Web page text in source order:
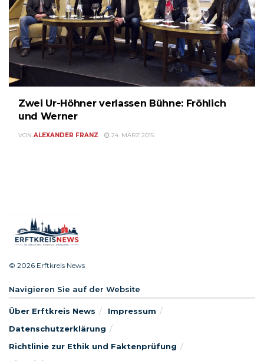
Zwei Ur-Höhner verlassen Bühne: Fröhlich
und Werner
VON ALEXANDER FRANZ 24. MÄRZ 2015
© 2026 Erftkreis News
Navigieren Sie auf der Website
Über Erftkreis News
Impressum
Datenschutzerklärung
Richtlinie zur Ethik und Faktenprüfung